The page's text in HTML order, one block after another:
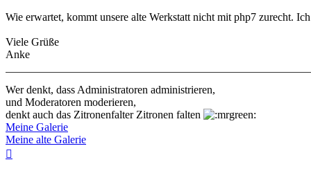
Wie erwartet, kommt unsere alte Werkstatt nicht mit php7 zurecht.
Viele Grüße
Anke
Wer denkt, dass Administratoren administrieren,
und Moderatoren moderieren,
denkt auch das Zitronenfalter Zitronen falten
Meine Galerie
Meine alte Galerie